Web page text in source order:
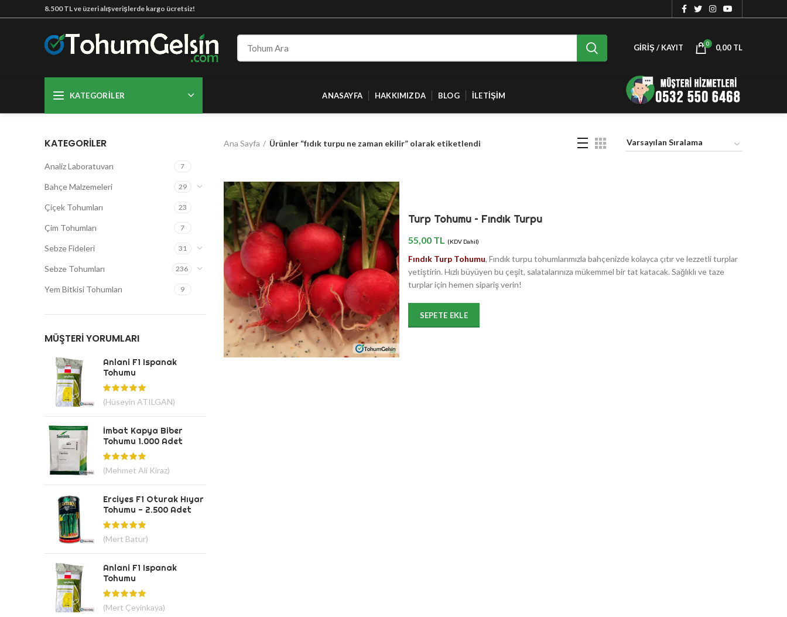
8.500 TL ve üzeri alışverişlerde kargo ücretsiz!
GIRIŞ / KAYIT 0 0,00 TL
KATEGORILER ANASAYFA HAKKIMIZDA BLOG İLETIŞIM
KATEGORILER
Analiz Laboratuvarı 7
Bahçe Malzemeleri 29
Çiçek Tohumları 23
Çim Tohumları 7
Sebze Fideleri 31
Sebze Tohumları 236
Yem Bitkisi Tohumları 9
MÜŞTERI YORUMLARI
Anlani F1 Ispanak
Tohumu
(Hüseyin ATILGAN)
İmbat Kapya Biber
Tohumu 1.000 Adet
(Mehmet Ali Kiraz)
Erciyes F1 Oturak Hıyar
Tohumu - 2.500 Adet
(Mert Batur)
Anlani F1 Ispanak
Tohumu
(Mert Çeyinkaya)
Ana Sayfa Ürünler “fıdık turpu ne zaman ekilir” olarak etiketlendi
Turp Tohumu – Fındık Turpu
55,00TL (KDV Dahil)
Fındık Turp Tohumu, Fındık turpu tohumlarımızla bahçenizde kolayca çıtır ve lezzetli turplar
yetiştirin. Hızlı büyüyen bu çeşit, salatalarınıza mükemmel bir tat katacak. Sağlıklı ve taze
turplar için hemen sipariş verin!
SEPETE EKLE